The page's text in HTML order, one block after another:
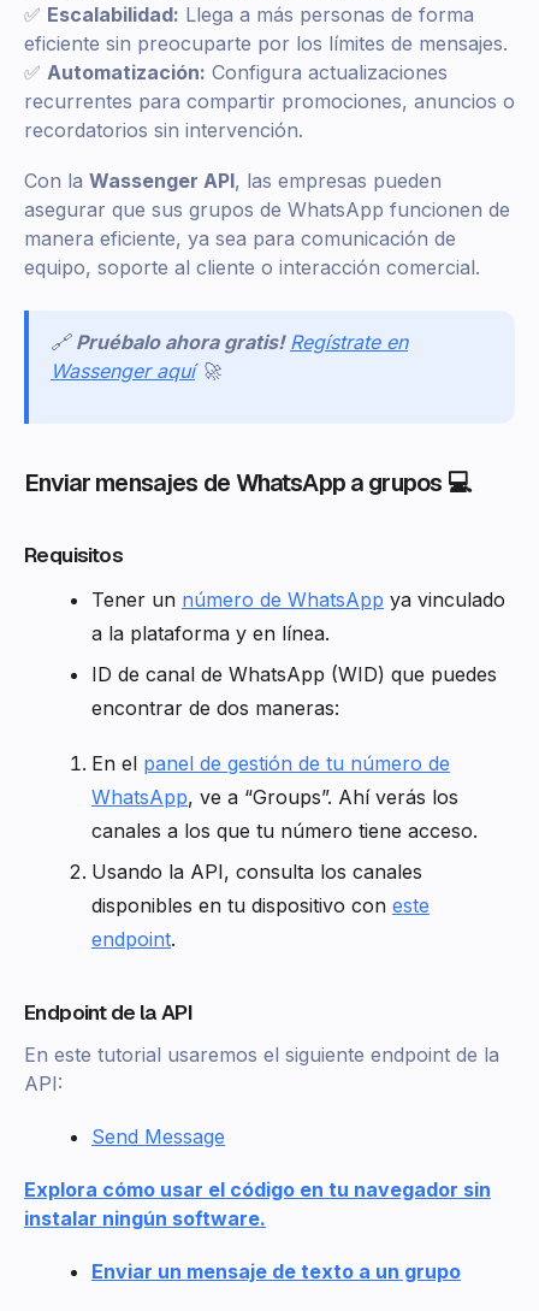
✅ Escalabilidad: Llega a más personas de forma
eficiente sin preocuparte por los límites de mensajes.
✅ Automatización: Configura actualizaciones
recurrentes para compartir promociones, anuncios o
recordatorios sin intervención.
Con la Wassenger API, las empresas pueden
asegurar que sus grupos de WhatsApp funcionen de
manera eficiente, ya sea para comunicación de
equipo, soporte al cliente o interacción comercial.
🔗 Pruébalo ahora gratis! Regístrate en
Wassenger aquí 🚀
Enviar mensajes de WhatsApp a grupos 💻
Requisitos
Tener un número de WhatsApp ya vinculado
a la plataforma y en línea.
ID de canal de WhatsApp (WID) que puedes
encontrar de dos maneras:
En el panel de gestión de tu número de
WhatsApp, ve a “Groups”. Ahí verás los
canales a los que tu número tiene acceso.
Usando la API, consulta los canales
disponibles en tu dispositivo con este
endpoint.
Endpoint de la API
En este tutorial usaremos el siguiente endpoint de la
API:
Send Message
Explora cómo usar el código en tu navegador sin
instalar ningún software.
Enviar un mensaje de texto a un grupo